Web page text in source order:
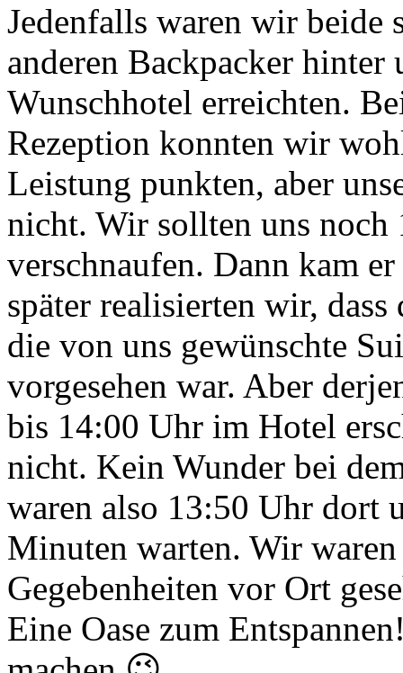
Jedenfalls waren wir beide
anderen Backpacker
Wunschhotel erreichten.
Rezeption konnten wir
Leistung punkten, aber
nicht. Wir sollten uns noch
verschnaufen. Dann kam
später realisierten wir,
die von uns gewünschte
vorgesehen war. Aber
bis 14:00 Uhr im Hotel
nicht. Kein Wunder bei
waren also 13:50 Uhr dort
Minuten warten. Wir
Gegebenheiten vor Ort
Eine Oase zum